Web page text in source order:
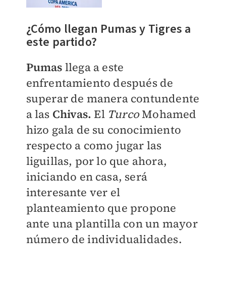
¿Cómo llegan Pumas y Tigres a
este partido?
Pumas llega a este
enfrentamiento después de
superar de manera contundente
a las Chivas. El TurcoMohamed
hizo gala de su conocimiento
respecto a como jugar las
liguillas, por lo que ahora,
iniciando en casa, será
interesante ver el
planteamiento que propone
ante una plantilla con un mayor
número de individualidades.